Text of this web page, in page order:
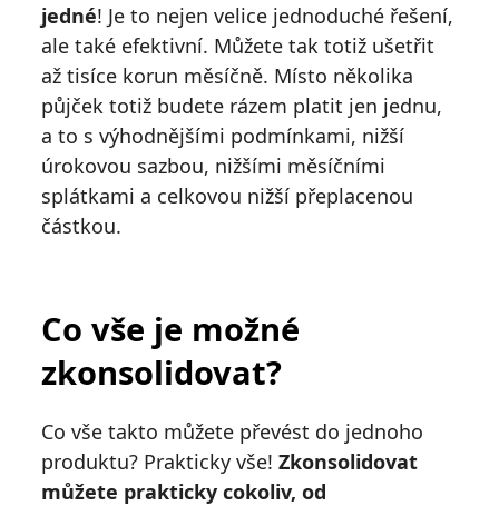
jedné! Je to nejen velice jednoduché řešení,
ale také efektivní. Můžete tak totiž ušetřit
až tisíce korun měsíčně. Místo několika
půjček totiž budete rázem platit jen jednu,
a to s výhodnějšími podmínkami, nižší
úrokovou sazbou, nižšími měsíčními
splátkami a celkovou nižší přeplacenou
částkou.
Co vše je možné
zkonsolidovat?
Co vše takto můžete převést do jednoho
produktu? Prakticky vše!Zkonsolidovat
můžete prakticky cokoliv, od